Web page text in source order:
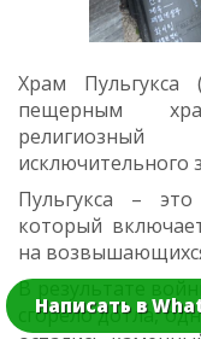
Храм
пещерным
религиозный
исключительного
Пульгукса –
который
на
В результате
сгорело дотла,
Написать в